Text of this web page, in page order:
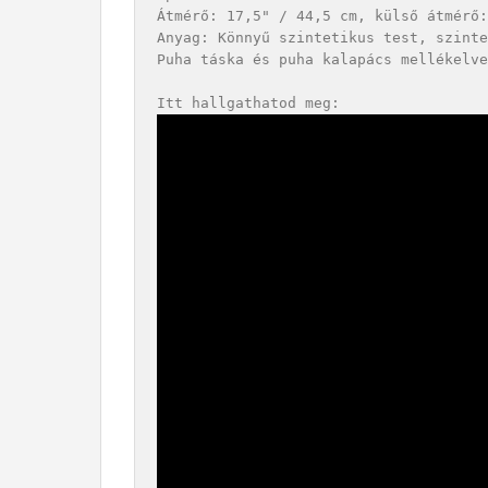
Átmérő: 17,5" / 44,5 cm, külső
Anyag: Könnyű szintetikus test,
Puha táska és puha kalapács mellékelve